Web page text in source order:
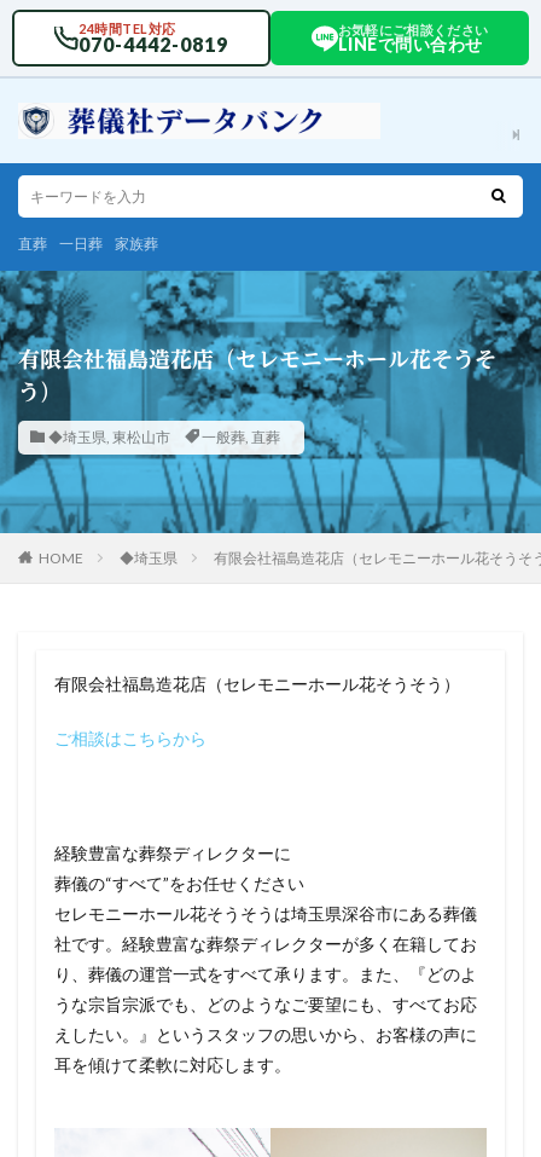
24時間TEL対応
070-4442-0819
お気軽にご相談ください
LINEで問い合わせ
直葬 一日葬 家族葬
有限会社福島造花店（セレモニーホール花そうそ
う）
◆埼玉県, 東松山市 一般葬, 直葬
HOME ◆埼玉県 有限会社福島造花店（セレモニーホール花そうそ
有限会社福島造花店（セレモニーホール花そうそう）
ご相談はこちらから
経験豊富な葬祭ディレクターに
葬儀の“すべて”をお任せください
セレモニーホール花そうそうは埼玉県深谷市にある葬儀
社です。経験豊富な葬祭ディレクターが多く在籍してお
り、葬儀の運営一式をすべて承ります。また、『どのよ
うな宗旨宗派でも、どのようなご要望にも、すべてお応
えしたい。』というスタッフの思いから、お客様の声に
耳を傾けて柔軟に対応します。